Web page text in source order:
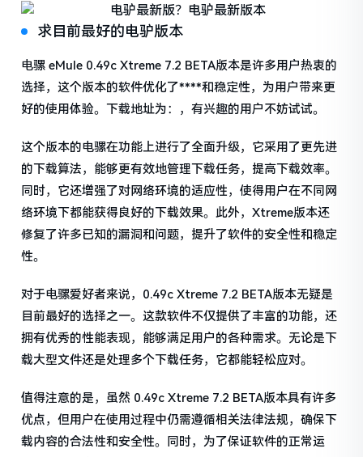
求目前最好的电驴版本
电骡 eMule 0.49c Xtreme 7.2 BETA版本是许多用户热衷的
选择，这个版本的软件优化了****和稳定性，为用户带来更
好的使用体验。下载地址为：，有兴趣的用户不妨试试。
这个版本的电骡在功能上进行了全面升级，它采用了更先进
的下载算法，能够更有效地管理下载任务，提高下载效率。
同时，它还增强了对网络环境的适应性，使得用户在不同网
络环境下都能获得良好的下载效果。此外，Xtreme版本还
修复了许多已知的漏洞和问题，提升了软件的安全性和稳定
性。
对于电骡爱好者来说，0.49c Xtreme 7.2 BETA版本无疑是
目前最好的选择之一。这款软件不仅提供了丰富的功能，还
拥有优秀的性能表现，能够满足用户的各种需求。无论是下
载大型文件还是处理多个下载任务，它都能轻松应对。
值得注意的是，虽然 0.49c Xtreme 7.2 BETA版本具有许多
优点，但用户在使用过程中仍需遵循相关法律法规，确保下
载内容的合法性和安全性。同时，为了保证软件的正常运